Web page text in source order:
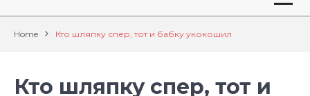
Home Кто шляпку спер, тот и бабку укокошил
Кто шляпку спер, тот и